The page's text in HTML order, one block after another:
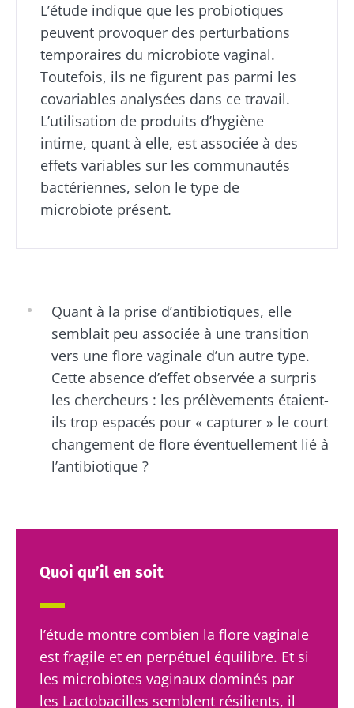
L’étude indique que les probiotiques
peuvent provoquer des perturbations
temporaires du microbiote vaginal.
Toutefois, ils ne figurent pas parmi les
covariables analysées dans ce travail.
L’utilisation de produits d’hygiène
intime, quant à elle, est associée à des
effets variables sur les communautés
bactériennes, selon le type de
microbiote présent.
Quant à la prise d’antibiotiques, elle
semblait peu associée à une transition
vers une flore vaginale d’un autre type.
Cette absence d’effet observée a surpris
les chercheurs : les prélèvements étaient-
ils trop espacés pour « capturer » le court
changement de flore éventuellement lié à
l’antibiotique ?
Quoi qu’il en soit
l’étude montre combien la flore vaginale
est fragile et en perpétuel équilibre. Et si
les microbiotes vaginaux dominés par
les Lactobacilles semblent résilients, il
naturellement
riche en
micro-
organismes
vivants, le
kéfir séduit de
plus e...
En savoir plus
plutôt
yaourt,
fromage
blanc ou
spécialités
laitières
point
commun :
elles
chou...
En savoir
explorer
Lire l'article